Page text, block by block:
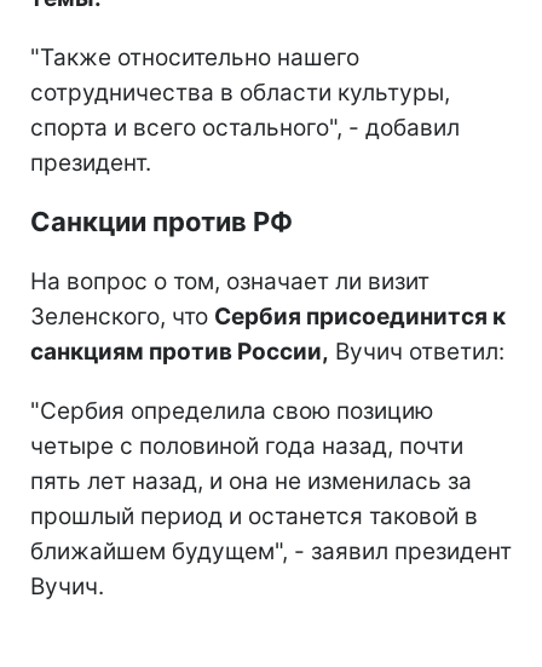
"Также относительно нашего
сотрудничества в области культуры,
спорта и всего остального", - добавил
президент.
Санкции против РФ
На вопрос о том, означает ли визит
Зеленского, что Сербия присоединится к
санкциям против России, Вучич ответил:
"Сербия определила свою позицию
четыре с половиной года назад, почти
пять лет назад, и она не изменилась за
прошлый период и останется таковой в
ближайшем будущем", - заявил президент
Вучич.